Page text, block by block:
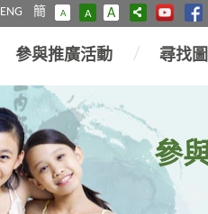
ENG 簡 A A A
參與推廣活動 尋找
參